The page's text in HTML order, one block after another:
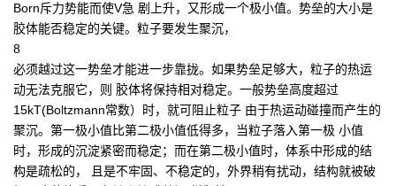
Born斥力势能而使V急 剧上升，又形成一个极小值。势垒的大小是
胶体能否稳定的关键。粒子要发生聚沉，
8
必须越过这一势垒才能进一步靠拢。如果势垒足够大，粒子的热运
动无法克服它，则 胶体将保持相对稳定。一般势垒高度超过
15kT(Boltzmann常数）时，就可阻止粒子 由于热运动碰撞而产生的
聚沉。第一极小值比第二极小值低得多，当粒子落入第一极 小值
时，形成的沉淀紧密而稳定；而在第二极小值时，体系中形成的结
构是疏松的， 且是不牢固、不稳定的，外界稍有扰动，结构就被破